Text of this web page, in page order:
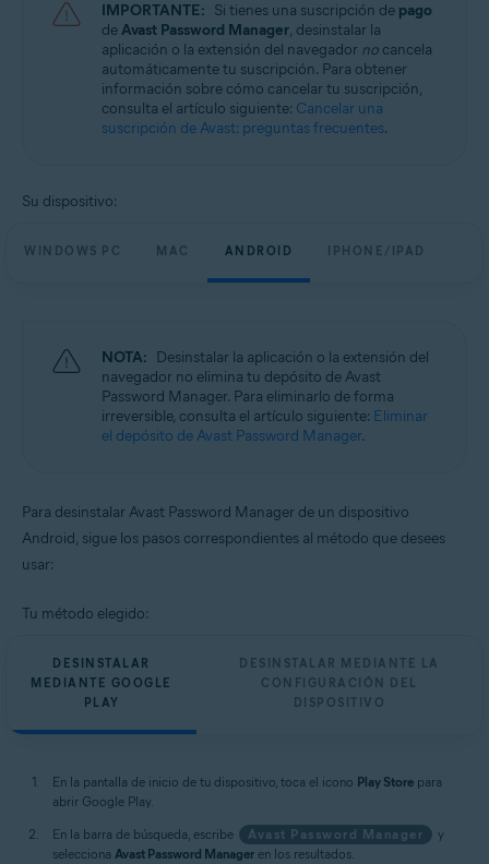
Sistemas operativos:
Windows, macOS, Android y iOS
IMPORTANTE: Si tienes una suscripción de pago
deAvast Password Manager, desinstalar la
aplicación o la extensión del navegador no cancela
automáticamente tu suscripción. Para obtener
información sobre cómo cancelar tu suscripción,
consulta el artículo siguiente: Cancelar una
suscripción de Avast: preguntas frecuentes.
Su dispositivo:
WINDOWS PC MAC ANDROID IPHONE/IPAD
NOTA: Desinstalar la aplicación o la extensión del
navegador no elimina tu depósito de Avast
Password Manager. Para eliminarlo de forma
irreversible, consulta el artículo siguiente: Eliminar
el depósito de Avast Password Manager.
Para desinstalar Avast Password Manager de un dispositivo
Android, sigue los pasos correspondientes al método que desees
usar:
Tu método elegido:
DESINSTALAR
MEDIANTE GOOGLE
PLAY
DESINSTALAR MEDIANTE LA
CONFIGURACIÓN DEL
DISPOSITIVO
En la pantalla de inicio de tu dispositivo, toca el icono Play Store para
abrir Google Play.
En la barra de búsqueda, escribe
Avast Password Manager
y
selecciona Avast Password Manager en los resultados.